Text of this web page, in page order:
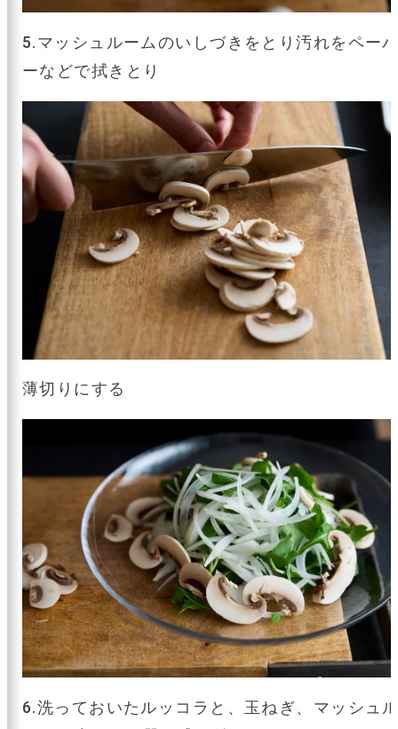
5.マッシュルームのいしづきをとり汚れをペー
ーなどで拭きとり
薄切りにする
6.洗っておいたルッコラと、玉ねぎ、マッシュ